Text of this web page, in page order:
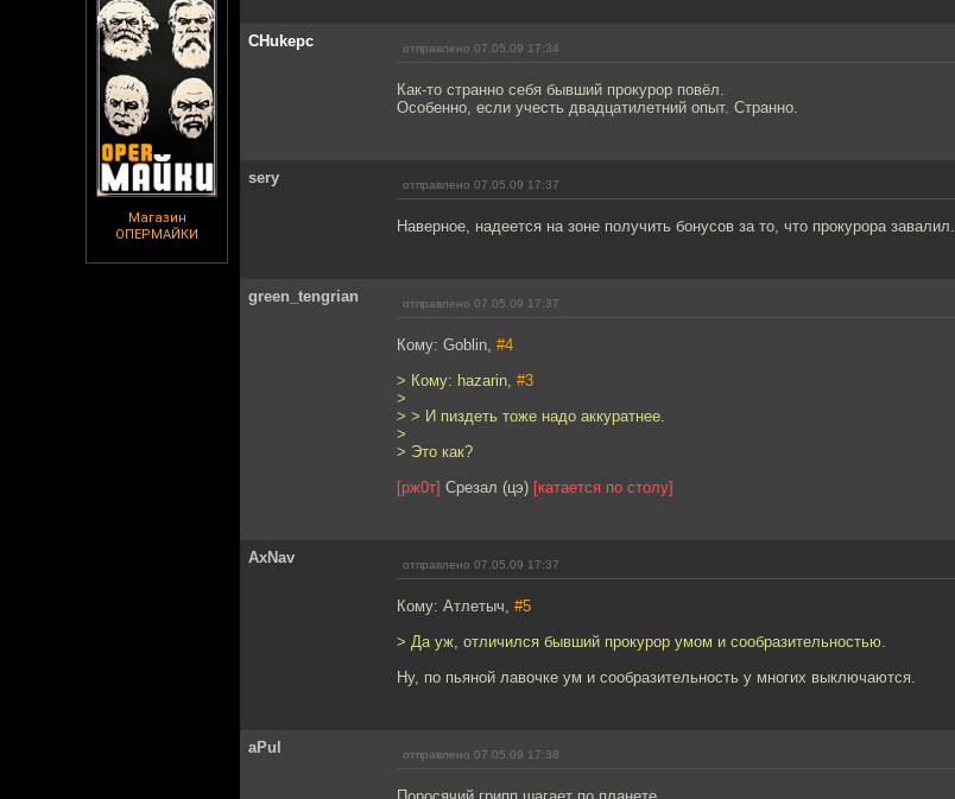
Магазин
ОПЕРМАЙКИ
CHukepc отправлено 07.05.09 17:34
Как-то странно себя бывший прокурор повёл.
Особенно, если учесть двадцатилетний опыт. Странно.
sery отправлено 07.05.09 17:37
Наверное, надеется на зоне получить бонусов за то, что прокурора завалил.
green_tengrian отправлено 07.05.09 17:37
Кому: Goblin, #4
> Кому: hazarin, #3
>
> > И пиздеть тоже надо аккуратнее.
>
> Это как?
[рж0т] Срезал (цэ) [катается по столу]
AxNav отправлено 07.05.09 17:37
Кому: Атлетыч, #5
> Да уж, отличился бывший прокурор умом и сообразительностью.
Ну, по пьяной лавочке ум и сообразительность у многих выключаются.
aPul отправлено 07.05.09 17:38